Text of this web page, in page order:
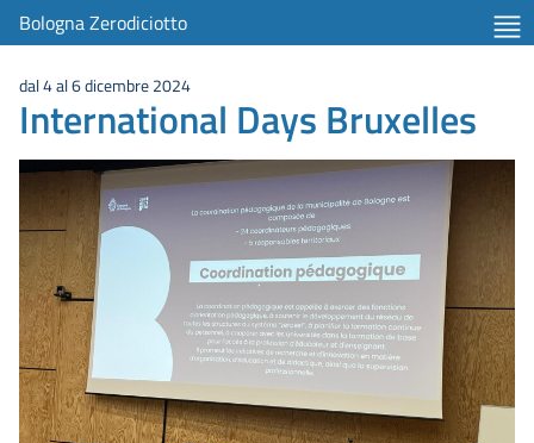
Bologna Zerodiciotto
dal 4 al 6 dicembre 2024
International Days Bruxelles